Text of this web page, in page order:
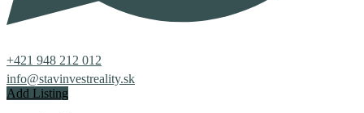
+421 948 212 012
info@stavinvestreality.sk
Add Listing